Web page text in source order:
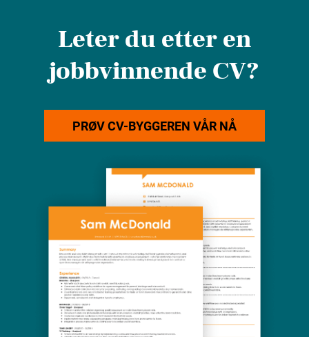
Leter du etter en
jobbvinnende CV?
PRØV CV-BYGGEREN VÅR NÅ